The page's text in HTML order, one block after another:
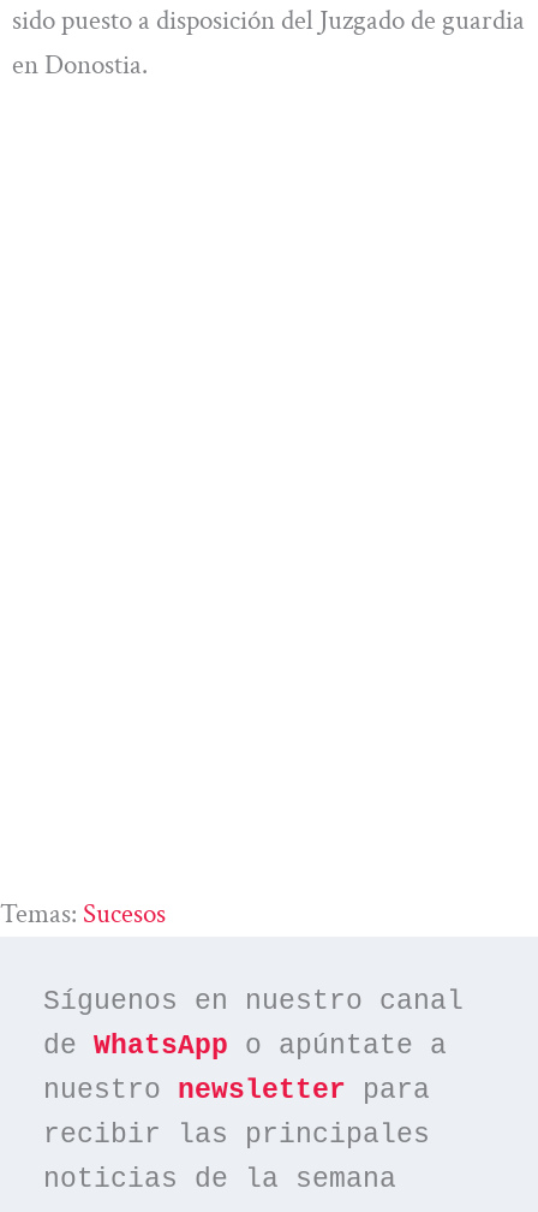
sido puesto a disposición del Juzgado de guardia
en Donostia.
Temas: Sucesos
Síguenos en nuestro canal
de WhatsApp o apúntate a
nuestro newsletter para
recibir las principales
noticias de la semana